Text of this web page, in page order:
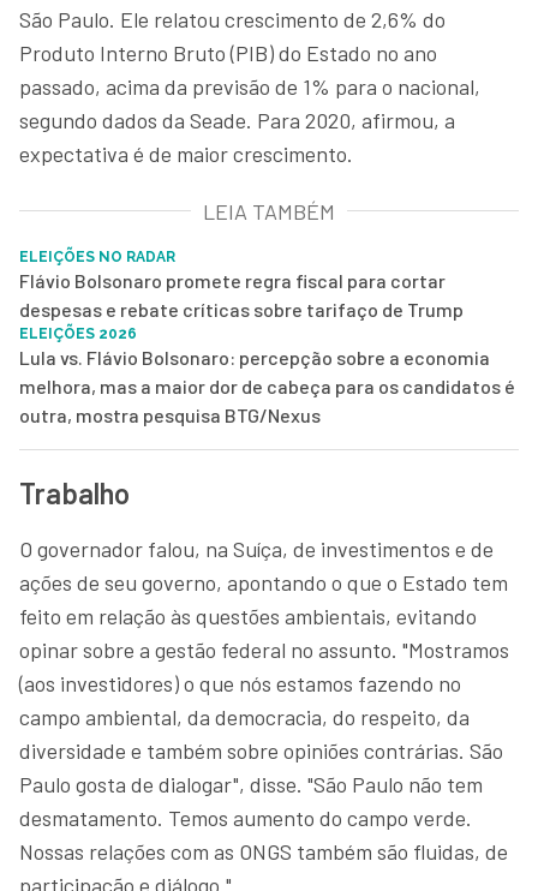
São Paulo. Ele relatou crescimento de 2,6% do
Produto Interno Bruto (PIB) do Estado no ano
passado, acima da previsão de 1% para o nacional,
segundo dados da Seade. Para 2020, afirmou, a
expectativa é de maior crescimento.
LEIA TAMBÉM
ELEIÇÕES NO RADAR
Flávio Bolsonaro promete regra fiscal para cortar
despesas e rebate críticas sobre tarifaço de Trump
ELEIÇÕES 2026
Lula vs. Flávio Bolsonaro: percepção sobre a economia
melhora, mas a maior dor de cabeça para os candidatos é
outra, mostra pesquisa BTG/Nexus
Trabalho
O governador falou, na Suíça, de investimentos e de
ações de seu governo, apontando o que o Estado tem
feito em relação às questões ambientais, evitando
opinar sobre a gestão federal no assunto. "Mostramos
(aos investidores) o que nós estamos fazendo no
campo ambiental, da democracia, do respeito, da
diversidade e também sobre opiniões contrárias. São
Paulo gosta de dialogar", disse. "São Paulo não tem
desmatamento. Temos aumento do campo verde.
Nossas relações com as ONGS também são fluidas, de
participação e diálogo."